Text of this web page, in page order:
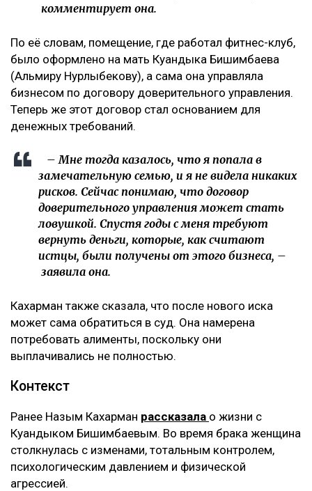
комментирует она.
По её словам, помещение, где работал фитнес-клуб,
было оформлено на мать Куандыка Бишимбаева
(Альмиру Нурлыбекову), а сама она управляла
бизнесом по договору доверительного управления.
Теперь же этот договор стал основанием для
денежных требований.
– Мне тогда казалось, что я попала в
замечательную семью, и я не видела никаких
рисков. Сейчас понимаю, что договор
доверительного управления может стать
ловушкой. Спустя годы с меня требуют
вернуть деньги, которые, как считают
истцы, были получены от этого бизнеса, –
заявила она.
Кахарман также сказала, что после нового иска
может сама обратиться в суд. Она намерена
потребовать алименты, поскольку они
выплачивались не полностью.
Контекст
Ранее Назым Кахарман рассказала о жизни с
Куандыком Бишимбаевым. Во время брака женщина
столкнулась с изменами, тотальным контролем,
психологическим давлением и физической
агрессией.